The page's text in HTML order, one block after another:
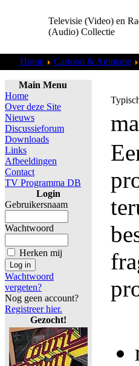
Televisie (Video) en
(Audio) Collectie
Home Cartoon & Animatie
Main Menu
Home
Over deze Site
Nieuws
Discussieforum
Downloads
Links
Afbeeldingen
Contact
TV Programma DB
Login
Gebruikersnaam
Wachtwoord
Herken mij
Wachtwoord
vergeten?
Nog geen account?
Registreer hier.
Gezocht!